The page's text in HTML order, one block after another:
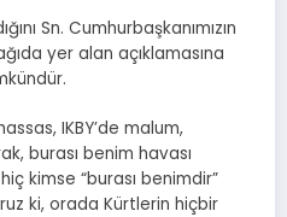
Sn. Cumhurbaşkanımızın
yer alan açıklamasına
IKBY’de malum,
burası benim havası
kimse “burası benimdir”
ki, orada Kürtlerin hiçbir